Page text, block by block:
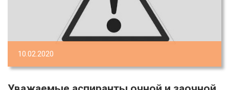
10.02.2020